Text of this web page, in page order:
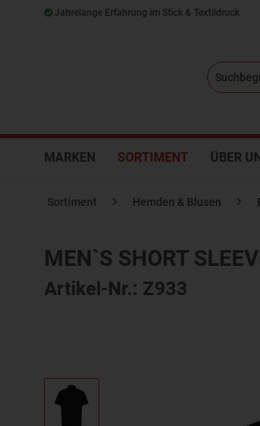
Jahrelange Erfahrung im Stick & Textildruck
MARKEN SORTIMENT ÜBER
Sortiment Hemden & Blusen
MEN`S SHORT
Artikel-Nr.: Z933